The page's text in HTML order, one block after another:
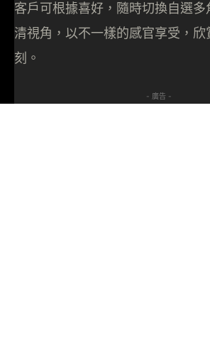
客戶可根據喜好，隨時切換自選
清視角，以不一樣的感官享受，
刻。
- 廣告 -